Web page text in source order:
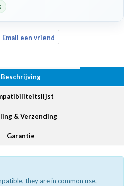
Email een vriend
Beschrijving
& Verzending
Garantie
they are in common use.